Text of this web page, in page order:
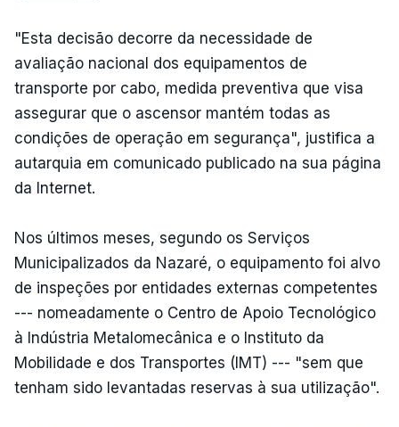
"Esta decisão decorre da necessidade de
avaliação nacional dos equipamentos de
transporte por cabo, medida preventiva que visa
assegurar que o ascensor mantém todas as
condições de operação em segurança", justifica a
autarquia em comunicado publicado na sua página
da Internet.
Nos últimos meses, segundo os Serviços
Municipalizados da Nazaré, o equipamento foi alvo
de inspeções por entidades externas competentes
--- nomeadamente o Centro de Apoio Tecnológico
à Indústria Metalomecânica e o Instituto da
Mobilidade e dos Transportes (IMT) --- "sem que
tenham sido levantadas reservas à sua utilização".